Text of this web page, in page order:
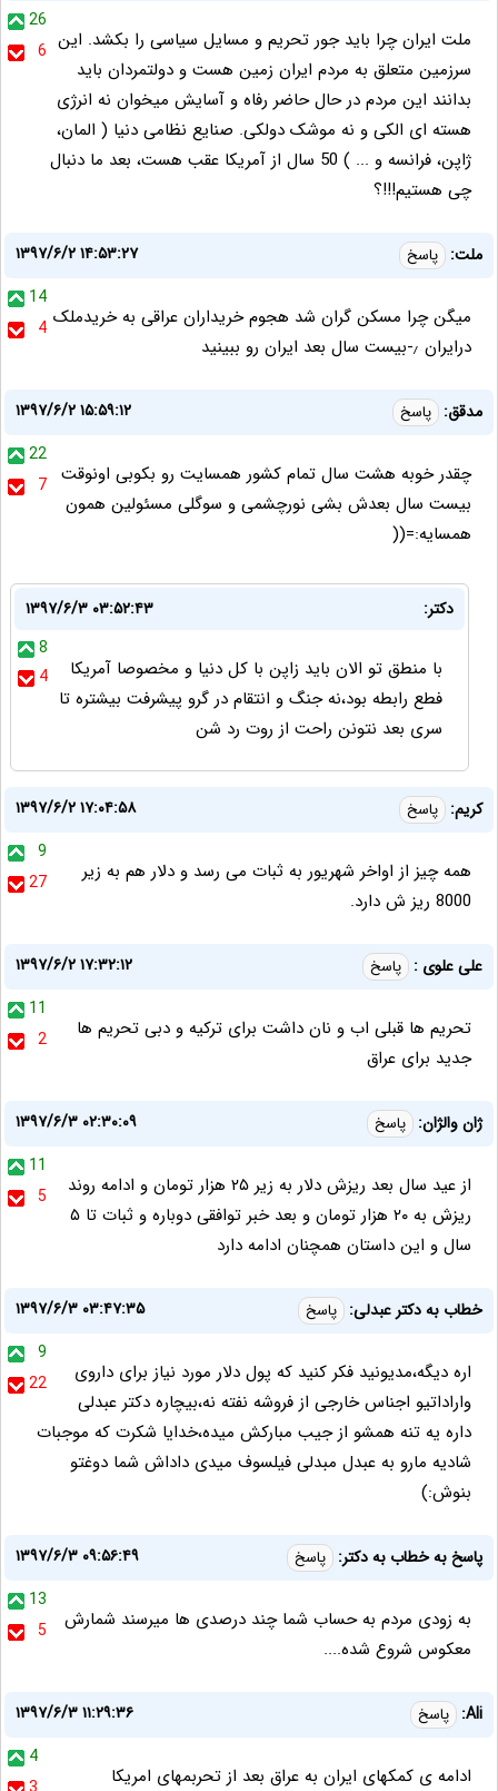
26
6 ملت ایران چرا باید جور تحریم و مسایل سیاسی را بکشد. این
سرزمین متعلق به مردم ایران زمین هست و دولتمردان باید
بدانند این مردم در حال حاضر رفاه و آسایش میخوان نه انرژی
هسته ای الکی و نه موشک دولکی. صنایع نظامی دنیا ( المان،
ژاپن، فرانسه و ... ) 50 سال از آمریکا عقب هست، بعد ما دنبال
چی هستیم!!!؟
ملت: پاسخ
۱۳۹۷/۶/۲ ۱۴:۵۳:۲۷
14
4 میگن چرا مسکن گران شد هجوم خریداران عراقی به خریدملک
درایران ٫-بیست سال بعد ایران رو ببینید
مدقق: پاسخ
۱۳۹۷/۶/۲ ۱۵:۵۹:۱۲
22
7 چقدر خوبه هشت سال تمام کشور همسایت رو بکوبی اونوقت
بیست سال بعدش بشی نورچشمی و سوگلی مسئولین همون
همسایه:=((
دکتر:
۱۳۹۷/۶/۳ ۰۳:۵۲:۴۳
8
4
با منطق تو الان باید زاپن با کل دنیا و مخصوصا آمریکا
فطع رابطه بود،نه جنگ و انتقام در گرو پیشرفت بیشتره تا
سری بعد نتونن راحت از روت رد شن
کریم: پاسخ
۱۳۹۷/۶/۲ ۱۷:۰۴:۵۸
9
27
همه چیز از اواخر شهریور به ثبات می رسد و دلار هم به زیر
8000 ریز ش دارد.
على علوى : پاسخ
۱۳۹۷/۶/۲ ۱۷:۳۲:۱۲
11
2
تحريم ها قبلى اب و نان داشت براى تركيه و دبى تحريم ها
جديد براى عراق
ژان والژان: پاسخ
۱۳۹۷/۶/۳ ۰۲:۳۰:۰۹
11
5
از عید سال بعد ریزش دلار به زیر ۲۵ هزار تومان و ادامه روند
ریزش به ۲۰ هزار تومان و بعد خبر توافقی دوباره و ثبات تا ۵
سال و این داستان همچنان ادامه دارد
خطاب به دکتر عبدلی: پاسخ
۱۳۹۷/۶/۳ ۰۳:۴۷:۳۵
9
22
اره دیگه،مدیونید فکر کنید که پول دلار مورد نیاز برای داروی
واراداتیو اجناس خارجی از فروشه نفته نه،بیچاره دکتر عبدلی
داره یه تنه همشو از جیب مبارکش میده،خدایا شکرت که موجبات
شادیه مارو به عبدل مبدلی فیلسوف میدی داداش شما دوغتو
بنوش:)
پاسخ به خطاب به دکتر: پاسخ
۱۳۹۷/۶/۳ ۰۹:۵۶:۴۹
13
5
به زودی مردم به حساب شما چند درصدی ها میرسند شمارش
معکوس شروع شده....
Ali: پاسخ
۱۳۹۷/۶/۳ ۱۱:۲۹:۳۶
4
ادامه ی کمکهای ایران به عراق بعد از تحربمهای امریکا